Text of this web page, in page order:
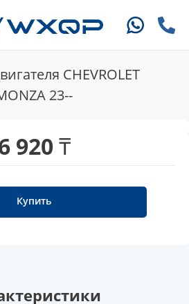
CHEVROLET
23--
920 ₸
Купить